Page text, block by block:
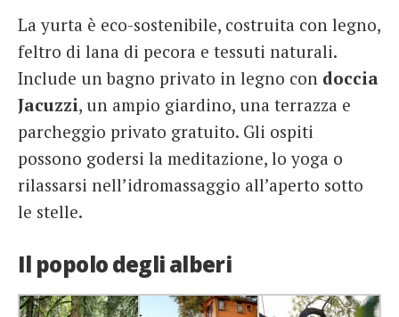
La yurta è eco-sostenibile, costruita con legno,
feltro di lana di pecora e tessuti naturali.
Include un bagno privato in legno con doccia
Jacuzzi, un ampio giardino, una terrazza e
parcheggio privato gratuito. Gli ospiti
possono godersi la meditazione, lo yoga o
rilassarsi nell’idromassaggio all’aperto sotto
le stelle.
Il popolo degli alberi